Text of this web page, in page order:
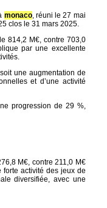
monaco, réuni le 27 mai
clos le 31 mars 2025.
814,2 M€, contre 703,0
par une excellente
une augmentation de
et d’une activité
progression de 29 %,
M€, contre 211,0 M€
forte activité des jeux de
diversifiée, avec une